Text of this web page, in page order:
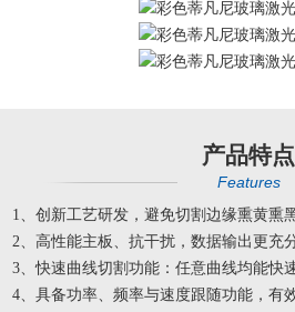
产品特点
Features
1、创新工艺研发，避免切割边缘熏黄熏
2、高性能主板、抗干扰，数据输出更充
3、快速曲线切割功能：任意曲线均能
4、具备功率、频率与速度跟随功能，有